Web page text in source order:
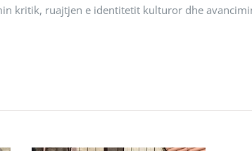
kritik, ruajtjen e identitetit kulturor dhe